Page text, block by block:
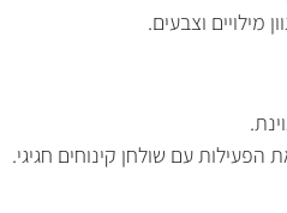
מילויים וצבעים.
הפעילות עם שולחן קינוחים חגיגי.